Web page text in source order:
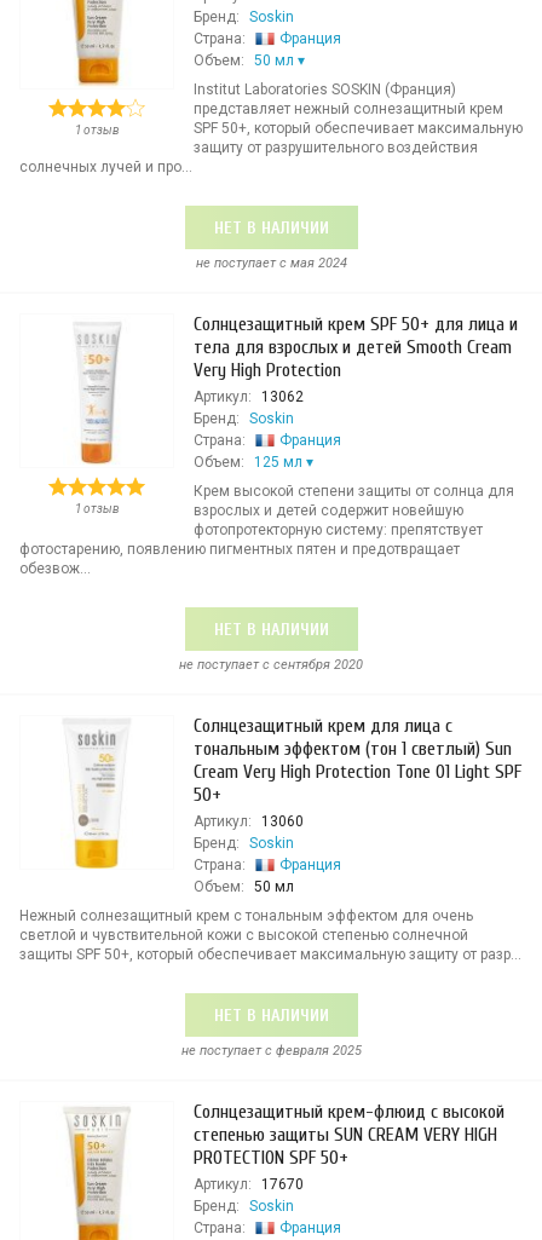
1 отзыв
Бренд:
Soskin
Страна:
Франция
Объем:
50 мл
Institut Laboratories SOSKIN (Франция)
представляет нежный солнезащитный крем
SPF 50+, который обеспечивает максимальную
защиту от разрушительного воздействия
солнечных лучей и про...
НЕТ В НАЛИЧИИ
не поступает c мая 2024
1 отзыв
Солнцезащитный крем SPF 50+ для лица и
тела для взрослых и детей Smooth Cream
Very High Protection
Артикул:
13062
Бренд:
Soskin
Страна:
Франция
Объем:
125 мл
Крем высокой степени защиты от солнца для
взрослых и детей содержит новейшую
фотопротекторную систему: препятствует
фотостарению, появлению пигментных пятен и предотвращает
обезвож...
НЕТ В НАЛИЧИИ
не поступает c сентября 2020
Солнцезащитный крем для лица с
тональным эффектом (тон 1 светлый) Sun
Cream Very High Protection Tone 01 Light SPF
50+
Артикул:
13060
Бренд:
Soskin
Страна:
Франция
Объем:
50 мл
Нежный солнезащитный крем с тональным эффектом для очень
светлой и чувствительной кожи с высокой степенью солнечной
защиты SPF 50+, который обеспечивает максимальную защиту от разр...
НЕТ В НАЛИЧИИ
не поступает c февраля 2025
Солнцезащитный крем-флюид с высокой
степенью защиты SUN CREAM VERY HIGH
PROTECTION SPF 50+
Артикул:
17670
Бренд:
Soskin
Страна:
Франция